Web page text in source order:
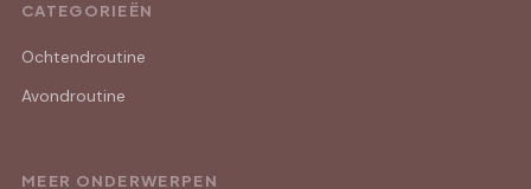
CATEGORIEËN
Ochtendroutine
Avondroutine
MEER ONDERWERPEN